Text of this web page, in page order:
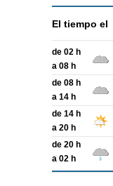
El tiempo el
de 02 h
a 08 h
de 08 h
a 14 h
de 14 h
a 20 h
de 20 h
a 02 h